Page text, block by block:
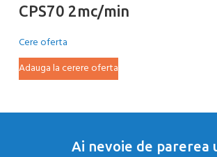
CPS70 2mc/min
Cere oferta
Adauga la cerere oferta
Ai nevoie de parerea